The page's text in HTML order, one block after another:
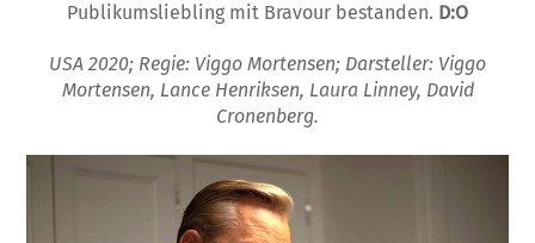
Publikumsliebling mit Bravour bestanden. D:O
USA 2020; Regie: Viggo Mortensen; Darsteller: Viggo
Mortensen, Lance Henriksen, Laura Linney, David
Cronenberg.